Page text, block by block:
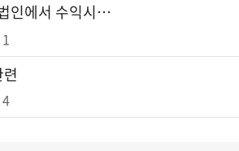
설에서 특수관계인이 일을 하는 경우
1
4